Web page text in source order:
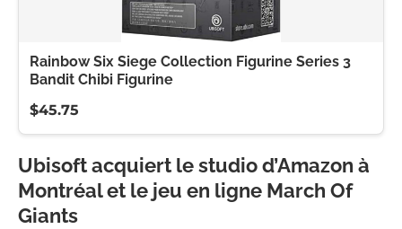
Rainbow Six Siege Collection Figurine Series 3
Bandit Chibi Figurine
$45.75
Ubisoft acquiert le studio d’Amazon à
Montréal et le jeu en ligne March Of
Giants